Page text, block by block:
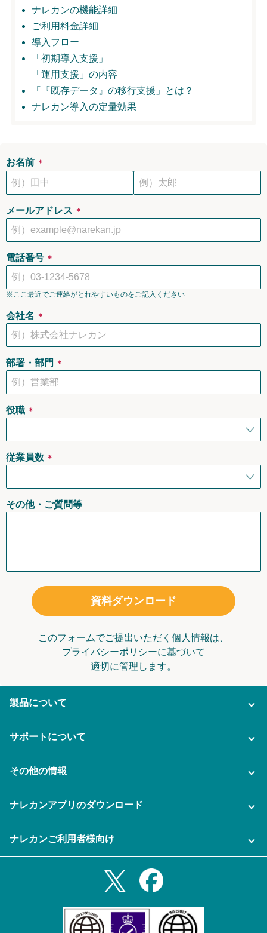
ナレカンの機能詳細
ご利用料金詳細
導入フロー
「初期導入支援」
「運用支援」の内容
「『既存データ』の移行支援」とは？
ナレカン導入の定量効果
お名前 ＊
メールアドレス ＊
電話番号 ＊
※ここ最近でご連絡がとれやすいものをご記入ください
会社名 ＊
部署・部門 ＊
役職 ＊
従業員数 ＊
その他・ご質問等
資料ダウンロード
このフォームでご提出いただく個人情報は、
プライバシーポリシーに基づいて
適切に管理します。
製品について
ご利用企業様の声
セキュリティ
資料をダウンロードする
メール自動転送機能
サポートについて
充実サポート
その他の情報
セミナー一覧
プライバシーポリシー
ナレカンアプリのダウンロード
Androidタブレットアプリ
ナレカンご利用者様向け